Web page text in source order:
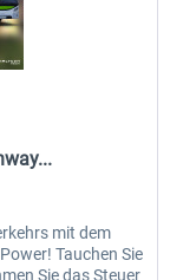
mit dem
Tauchen Sie
Sie das Steuer